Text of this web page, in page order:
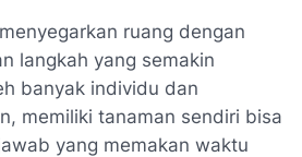
ruang dengan
langkah yang semakin
banyak individu dan
memiliki tanaman sendiri bisa
yang memakan waktu